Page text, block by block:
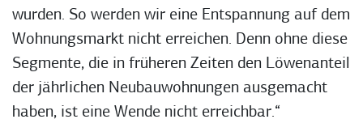
wurden. So werden wir eine Entspannung auf dem
Wohnungsmarkt nicht erreichen. Denn ohne diese
Segmente, die in früheren Zeiten den Löwenanteil
der jährlichen Neubauwohnungen ausgemacht
haben, ist eine Wende nicht erreichbar.“